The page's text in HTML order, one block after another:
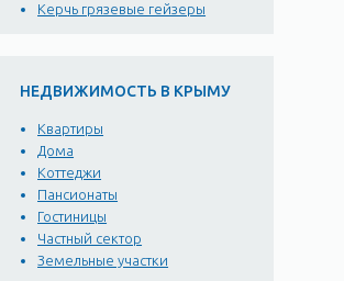
Керчь грязевые гейзеры
НЕДВИЖИМОСТЬ В КРЫМУ
Квартиры
Дома
Коттеджи
Пансионаты
Гостиницы
Частный сектор
Земельные участки